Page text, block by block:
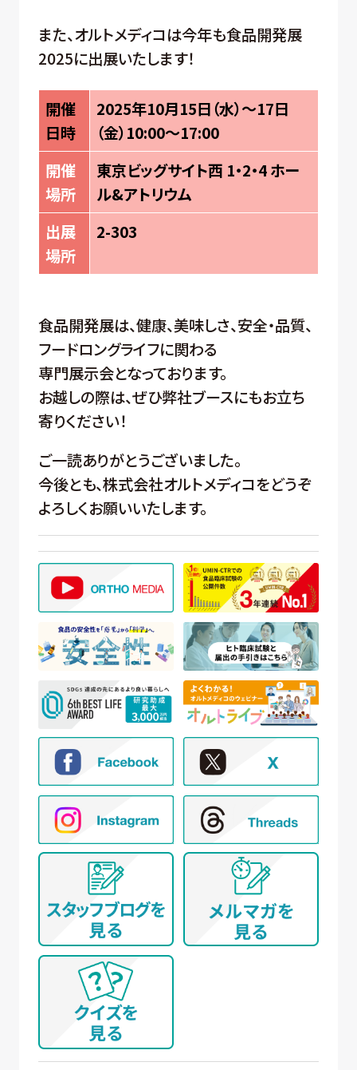
また、オルトメディコは今年も食品開発展
2025に出展いたします！
開催
日時
2025年10月15日（水）～17日
（金）10:00～17:00
開催
場所
東京ビッグサイト西 1・2・4 ホー
ル&アトリウム
出展
場所
2-303
食品開発展は、健康、美味しさ、安全・品質、
フードロングライフに関わる
専門展示会となっております。
お越しの際は、ぜひ弊社ブースにもお立ち
寄りください！
ご一読ありがとうございました。
今後とも、株式会社オルトメディコをどうぞ
よろしくお願いいたします。